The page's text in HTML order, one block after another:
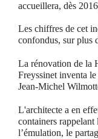
accueillera, dès
Les chiffres de cet
confondus, sur plus
La rénovation de la
Freyssinet inventa
Jean-Michel
L'architecte a en
containers rappelant
l’émulation, le